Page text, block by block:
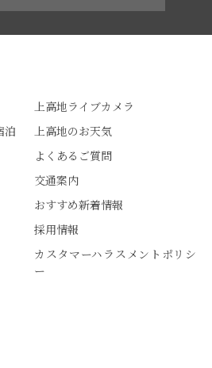
上高地ライブカメラ
泊
上高地のお天気
よくあるご質問
交通案内
おすすめ新着情報
採用情報
カスタマーハラスメントポリシ
ー